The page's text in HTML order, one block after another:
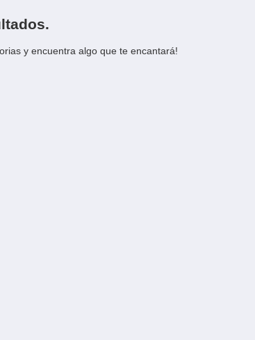
y encuentra algo que te encantará!